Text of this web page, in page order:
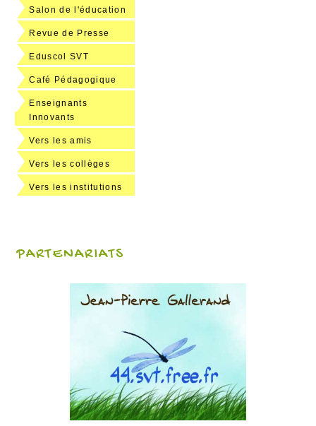
Salon de l'éducation
Revue de Presse
Eduscol SVT
Café Pédagogique
Enseignants
Innovants
Vers les amis
Vers les collèges
Vers les institutions
PARTENARIATS